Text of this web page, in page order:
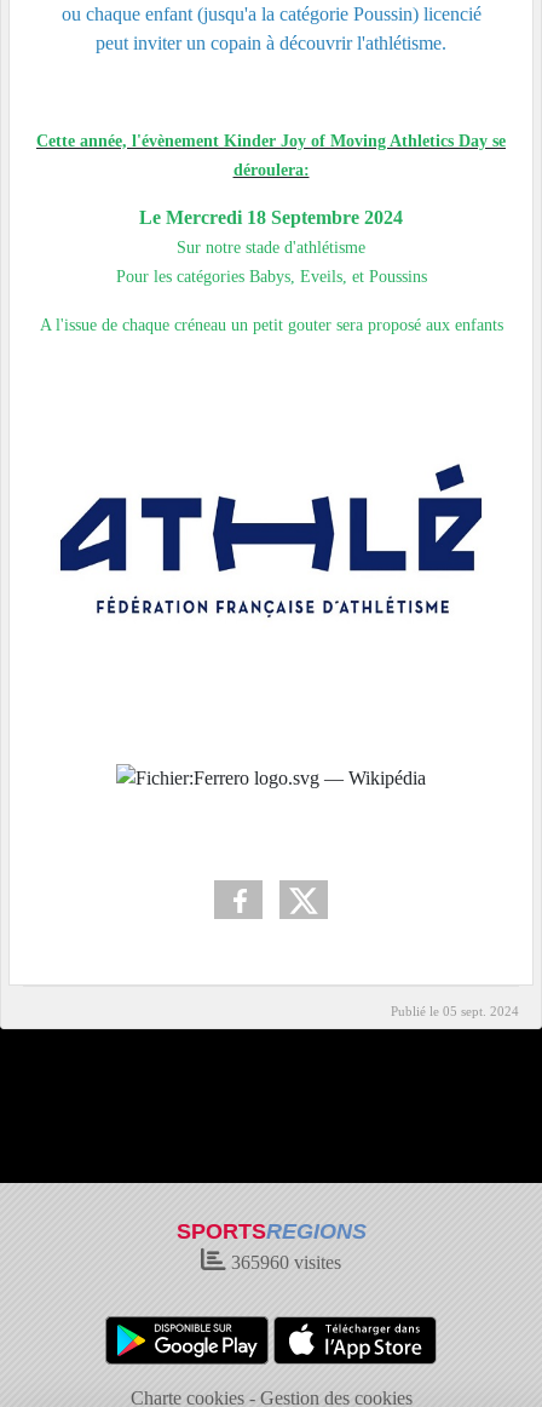
ou chaque enfant (jusqu'a la catégorie Poussin) licencié
peut inviter un copain à découvrir l'athlétisme.
Cette année, l'évènement Kinder Joy of Moving Athletics Day se
déroulera:
Le Mercredi 18 Septembre 2024
Sur notre stade d'athlétisme
Pour les catégories Babys, Eveils, et Poussins
A l'issue de chaque créneau un petit gouter sera proposé aux enfants
Publié le 05 sept. 2024
SPORTSREGIONS
365960 visites
Charte cookies Gestion des cookies